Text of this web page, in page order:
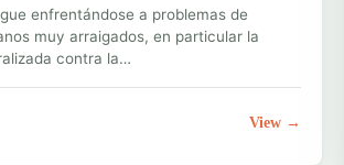
enfrentándose a problemas de
muy arraigados, en particular la
contra la…
View →